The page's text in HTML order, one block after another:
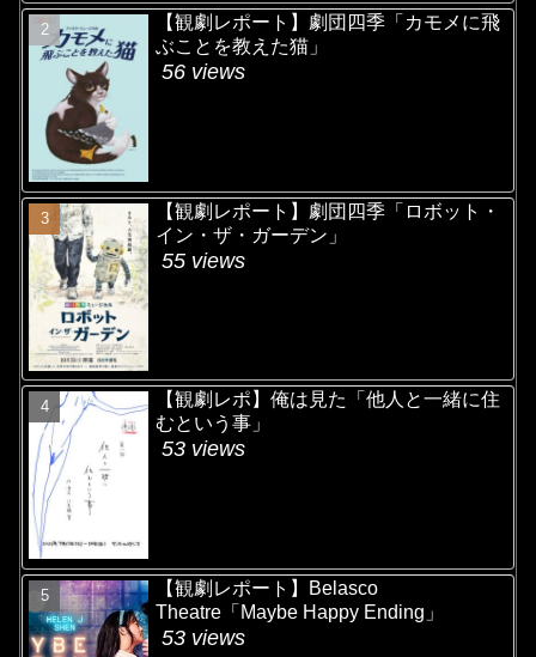
【観劇レポート】劇団四季「カモメに飛
ぶことを教えた猫」
56 views
【観劇レポート】劇団四季「ロボット・
イン・ザ・ガーデン」
55 views
【観劇レポ】俺は見た「他人と一緒に住
むという事」
53 views
【観劇レポート】Belasco
Theatre「Maybe Happy Ending」
53 views